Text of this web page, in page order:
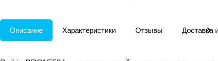
Описание Характеристики Отзывы Доставка